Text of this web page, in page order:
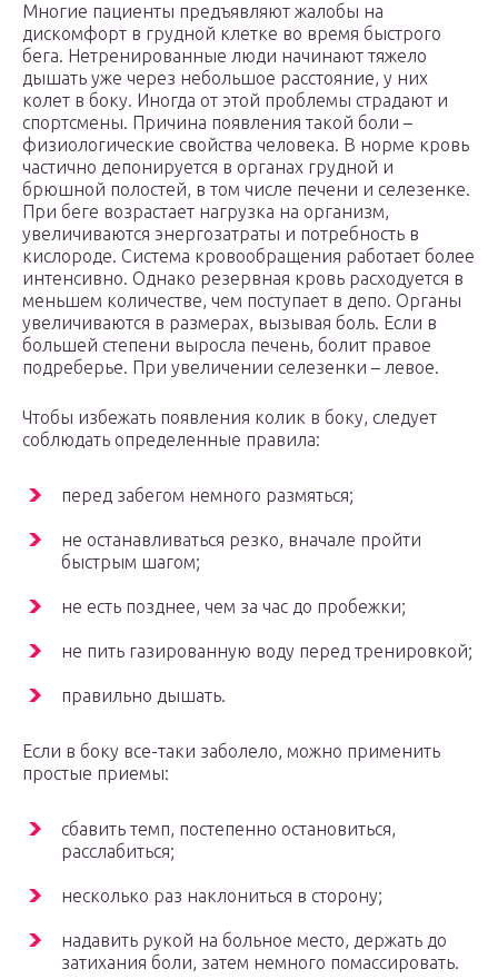
Многие пациенты предъявляют жалобы на
дискомфорт в грудной клетке во время быстрого
бега. Нетренированные люди начинают тяжело
дышать уже через небольшое расстояние, у них
колет в боку. Иногда от этой проблемы страдают и
спортсмены. Причина появления такой боли –
физиологические свойства человека. В норме кровь
частично депонируется в органах грудной и
брюшной полостей, в том числе печени и селезенке.
При беге возрастает нагрузка на организм,
увеличиваются энергозатраты и потребность в
кислороде. Система кровообращения работает более
интенсивно. Однако резервная кровь расходуется в
меньшем количестве, чем поступает в депо. Органы
увеличиваются в размерах, вызывая боль. Если в
большей степени выросла печень, болит правое
подреберье. При увеличении селезенки – левое.
Чтобы избежать появления колик в боку, следует
соблюдать определенные правила:
перед забегом немного размяться;
не останавливаться резко, вначале пройти
быстрым шагом;
не есть позднее, чем за час до пробежки;
не пить газированную воду перед тренировкой;
правильно дышать.
Если в боку все-таки заболело, можно применить
простые приемы:
сбавить темп, постепенно остановиться,
расслабиться;
несколько раз наклониться в сторону;
надавить рукой на больное место, держать до
затихания боли, затем немного помассировать.